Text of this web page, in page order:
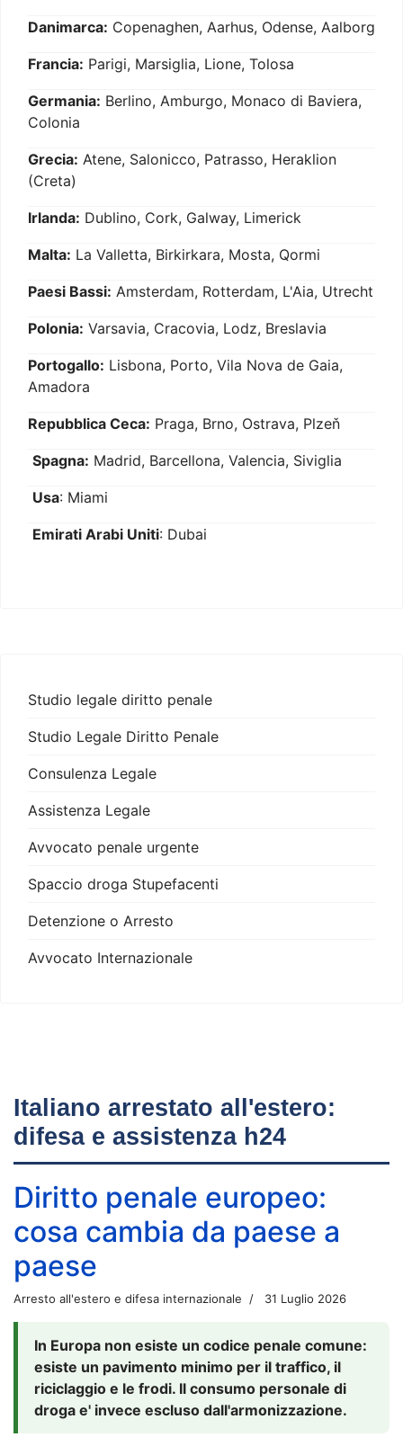
Danimarca: Copenaghen, Aarhus, Odense, Aalborg
Francia: Parigi, Marsiglia, Lione, Tolosa
Germania: Berlino, Amburgo, Monaco di Baviera,
Colonia
Grecia: Atene, Salonicco, Patrasso, Heraklion
(Creta)
Irlanda: Dublino, Cork, Galway, Limerick
Malta: La Valletta, Birkirkara, Mosta, Qormi
Paesi Bassi: Amsterdam, Rotterdam, L'Aia, Utrecht
Polonia: Varsavia, Cracovia, Lodz, Breslavia
Portogallo: Lisbona, Porto, Vila Nova de Gaia,
Amadora
Repubblica Ceca: Praga, Brno, Ostrava, Plzeň
Spagna: Madrid, Barcellona, Valencia, Siviglia
Usa: Miami
Emirati Arabi Uniti: Dubai
Studio legale diritto penale
Studio Legale Diritto Penale
Consulenza Legale
Assistenza Legale
Avvocato penale urgente
Spaccio droga Stupefacenti
Detenzione o Arresto
Avvocato Internazionale
Italiano arrestato all'estero:
difesa e assistenza h24
Diritto penale europeo:
cosa cambia da paese a
paese
Arresto all'estero e difesa internazionale 31 Luglio 2026
In Europa non esiste un codice penale comune:
esiste un pavimento minimo per il traffico, il
riciclaggio e le frodi. Il consumo personale di
droga e' invece escluso dall'armonizzazione.